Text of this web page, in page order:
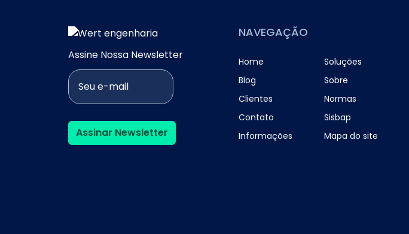
Assine Nossa Newsletter
Assinar Newsletter
NAVEGAÇÃO
Home
Soluções
Blog
Sobre
Clientes
Normas
Contato
Sisbap
Informações
Mapa do site